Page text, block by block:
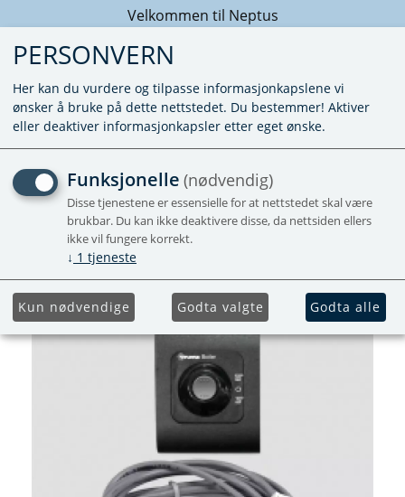
Velkommen til Neptus
MANØVERPANEL BOILER
FRA 05/14
Leveres med 3m kabel
PERSONVERN
Her kan du vurdere og tilpasse informasjonkapslene vi
ønsker å bruke på dette nettstedet. Du bestemmer! Aktiver
eller deaktiver informasjonkapsler etter eget ønske.
Funksjonelle (nødvendig)
Disse tjenestene er essensielle for at nettstedet skal være
brukbar. Du kan ikke deaktivere disse, da nettsiden ellers
ikke vil fungere korrekt.
↓ 1 tjeneste
Kun nødvendige Godta valgte Godta alle